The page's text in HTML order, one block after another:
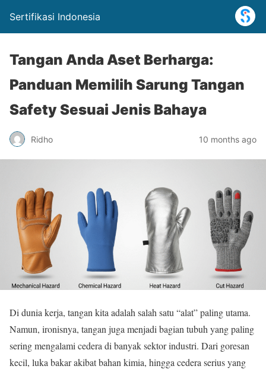
Sertifikasi Indonesia
Tangan Anda Aset Berharga:
Panduan Memilih Sarung Tangan
Safety Sesuai Jenis Bahaya
Ridho 10 months ago
Di dunia kerja, tangan kita adalah salah satu “alat” paling utama.
Namun, ironisnya, tangan juga menjadi bagian tubuh yang paling
sering mengalami cedera di banyak sektor industri. Dari goresan
kecil, luka bakar akibat bahan kimia, hingga cedera serius yang